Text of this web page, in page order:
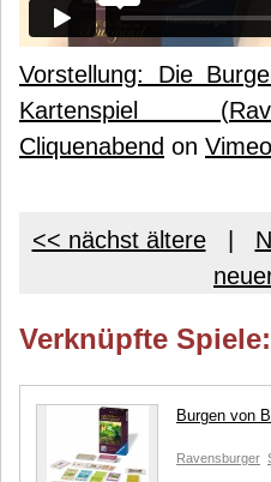
Vorstellung: Die
Kartenspiel
Cliquenabend on Vimeo
<< nächst ältere|
Verknüpfte Spiele:
Burgen von
Ravensburger